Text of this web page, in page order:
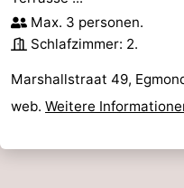
Minigolfplätze
Dörfer
Städte
Sport
Max. 3 personen.
Schlafzimmer: 2.
Marshallstraat 49,
web. Weitere